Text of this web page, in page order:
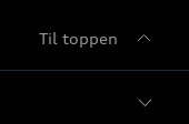
Til toppen